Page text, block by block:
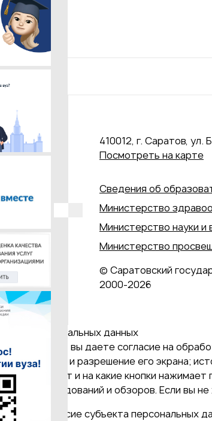
410012, г. Саратов, ул.
Посмотреть на карте
Сведения об
Министерство
Министерство науки и
Министерство
© Саратовский
2000‑2026
персональных данных
наш сайт, вы даете согласие на
устройства и разрешение его экрана;
открывает и на какие кнопки
исследований и обзоров. Если вы
ч. (9) "Согласие субъекта персональных